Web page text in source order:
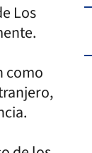
Los
como